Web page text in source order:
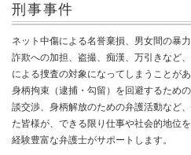
刑事事件
ネット中傷による名誉棄損、男女間の暴
詐欺への加担、盗撮、痴漢、万引きなど
による捜査の対象になってしまうことがあ
身柄拘束（逮捕・勾留）を回避するため
談交渉、身柄解放のための弁護活動など
た皆様が、できる限り仕事や社会的地位
経験豊富な弁護士がサポートします。